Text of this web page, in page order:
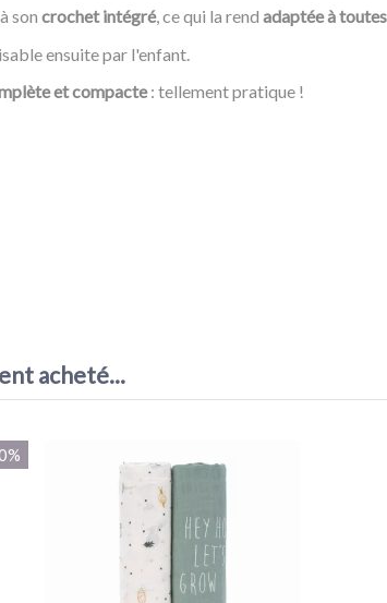
son crochet intégré, ce qui la rend adaptée à
ensuite par l'enfant.
et compacte: tellement pratique !
1★
j'ai reçu au téléphone pour un souci de livraison.
acheté...